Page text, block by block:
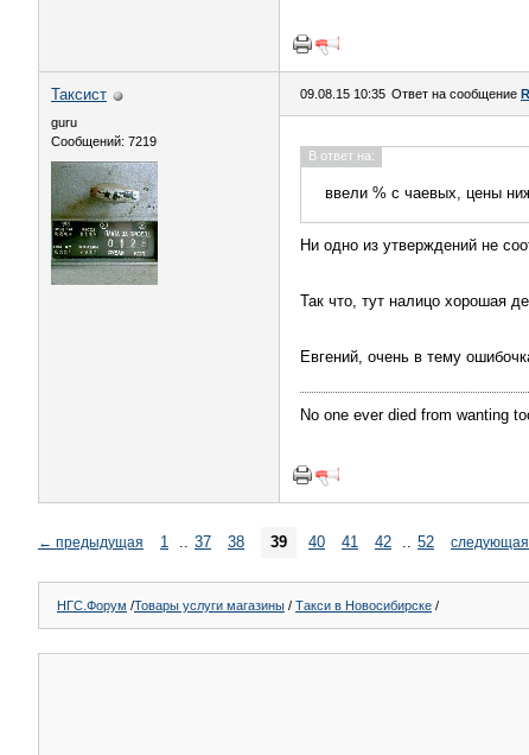
Таксист
guru
Сообщений: 7219
09.08.15 10:35 Ответ на сообщение
В ответ на:
ввели % с чаевых, цены
Ни одно из утверждений не
Так что, тут налицо хорошая
Евгений, очень в тему
No one ever died from wanting
← предыдущая 1 .. 37 38 39 40 41 42 .. 52 следующая
НГС.Форум /Товары услуги магазины / Такси в Новосибирске /